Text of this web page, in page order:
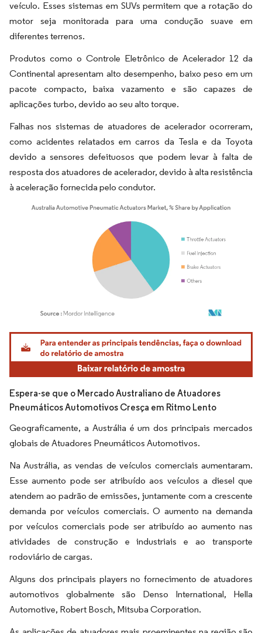
veículo. Esses sistemas em SUVs permitem que a rotação do
motor seja monitorada para uma condução suave em
diferentes terrenos.
Produtos como o Controle Eletrônico de Acelerador 12 da
Continental apresentam alto desempenho, baixo peso em um
pacote compacto, baixa vazamento e são capazes de
aplicações turbo, devido ao seu alto torque.
Falhas nos sistemas de atuadores de acelerador ocorreram,
como acidentes relatados em carros da Tesla e da Toyota
devido a sensores defeituosos que podem levar à falta de
resposta dos atuadores de acelerador, devido à alta resistência
à aceleração fornecida pelo condutor.
Imagem © Mordor Intelligence. O reuso requer atribuição conforme CC BY 4.0.
Espera-se que o Mercado Australiano de Atuadores
Pneumáticos Automotivos Cresça em Ritmo Lento
Geograficamente, a Austrália é um dos principais mercados
globais de Atuadores Pneumáticos Automotivos.
Na Austrália, as vendas de veículos comerciais aumentaram.
Esse aumento pode ser atribuído aos veículos a diesel que
atendem ao padrão de emissões, juntamente com a crescente
demanda por veículos comerciais. O aumento na demanda
por veículos comerciais pode ser atribuído ao aumento nas
atividades de construção e industriais e ao transporte
rodoviário de cargas.
Alguns dos principais players no fornecimento de atuadores
automotivos globalmente são Denso International, Hella
Automotive, Robert Bosch, Mitsuba Corporation.